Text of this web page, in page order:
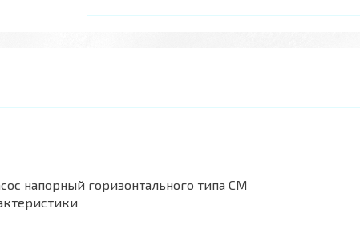
напорный горизонтального типа СМ